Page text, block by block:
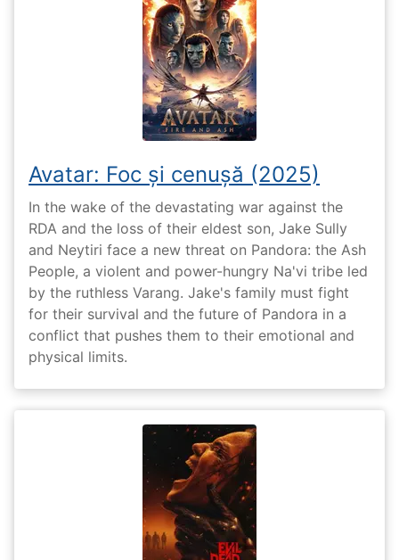
Avatar: Foc și cenușă (2025)
In the wake of the devastating war against the
RDA and the loss of their eldest son, Jake Sully
and Neytiri face a new threat on Pandora: the Ash
People, a violent and power-hungry Na'vi tribe led
by the ruthless Varang. Jake's family must fight
for their survival and the future of Pandora in a
conflict that pushes them to their emotional and
physical limits.